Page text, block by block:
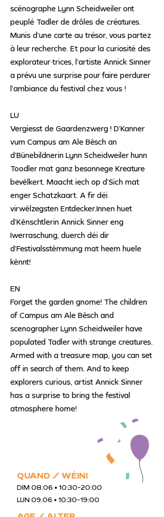
scénographe Lynn Scheidweiler ont
peuplé Tadler de drôles de créatures.
Munis d’une carte au trésor, vous partez
à leur recherche. Et pour la curiosité des
explorateur·trices, l’artiste Annick Sinner
a prévu une surprise pour faire perdurer
l’ambiance du festival chez vous !
LU
Vergiesst de Gaardenzwerg ! D’Kanner
vum Campus am Ale Bësch an
d’Bünebildnerin Lynn Scheidweiler hunn
Toodler mat ganz besonnege Kreature
bevëlkert. Maacht iech op d’Sich mat
enger Schatzkaart. A fir déi
virwëlzegsten Entdecker.Innen huet
d’Kënschtlerin Annick Sinner eng
Iwerraschung, duerch déi dir
d’Festivalsstëmmung mat heem huele
kënnt!
EN
Forget the garden gnome! The children
of Campus am Ale Bësch and
scenographer Lynn Scheidweiler have
populated Tadler with strange creatures.
Armed with a treasure map, you can set
off in search of them. And to keep
explorers curious, artist Annick Sinner
has a surprise to bring the festival
atmosphere home!
QUAND / WÉINI
DIM 08.06 • 10:30-20:00
LUN 09.06 • 10:30-19:00